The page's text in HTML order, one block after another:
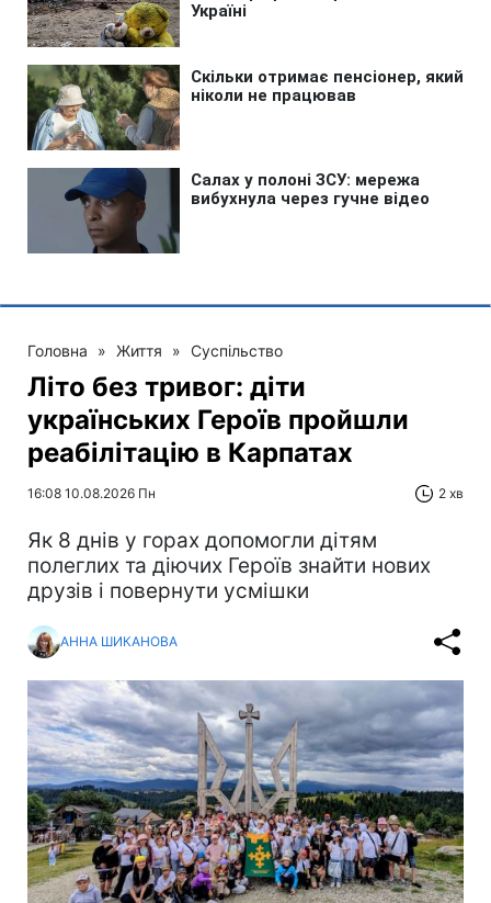
Головна » Життя » Суспільство
Літо без тривог: діти
українських Героїв пройшли
реабілітацію в Карпатах
16:08 10.08.2026 Пн 2 хв
Як 8 днів у горах допомогли дітям
полеглих та діючих Героїв знайти нових
друзів і повернути усмішки
АННА ШИКАНОВА